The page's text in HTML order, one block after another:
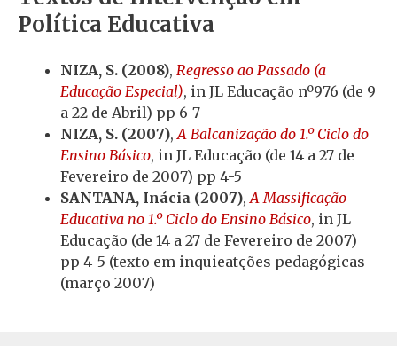
Política Educativa
NIZA, S. (2008), Regresso ao Passado (a
Educação Especial), in JL Educação nº976 (de 9
a 22 de Abril) pp 6-7
NIZA, S. (2007),A Balcanização do 1.º Ciclo do
Ensino Básico, in JL Educação (de 14 a 27 de
Fevereiro de 2007) pp 4-5
SANTANA, Inácia (2007),A Massificação
Educativa no 1.º Ciclo do Ensino Básico, in JL
Educação (de 14 a 27 de Fevereiro de 2007)
pp 4-5 (texto em inquieatções pedagógicas
(março 2007)